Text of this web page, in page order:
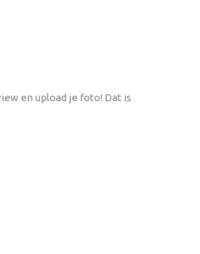
en upload je foto! Dat is